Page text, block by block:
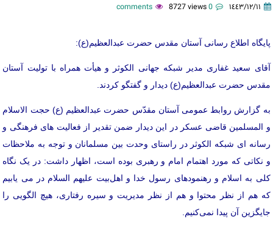
١٤٤٣/١٢/١١ 0 comments
8727 views
پایگاه اطلاع رسانی آستان مقدس حضرت عبدالعظیم(ع):
آقای سعید غفاری مدیر شبکه جهانی الکوثر و هیأت همراه با تولیت آستان
مقدس حضرت عبدالعظیم(ع) دیدار و گفتگو کردند.
به گزارش روابط عمومی آستان مقدّس حضرت عبدالعظیم (ع) حجت الاسلام
و المسلمین قاضی عسکر در این دیدار ضمن تقدیر از فعالیت های فرهنگی و
رسانه ای شبکه الکوثر در راستای وحدت بین مسلمانان و توجه به ملاحظات
و نکاتی که مورد اهتمام امام و رهبری بوده است، اظهار داشت: در یک نگاه
کلی به اسلام و رهنمودهای رسول خدا و اهل‌بیت علیهم السلام در می یابیم
که هم از نظر محتوا و هم از نظر مدیریت و سیره رفتاری، هیچ الگویی را
جایگزین آن پیدا نمی‌کنیم.